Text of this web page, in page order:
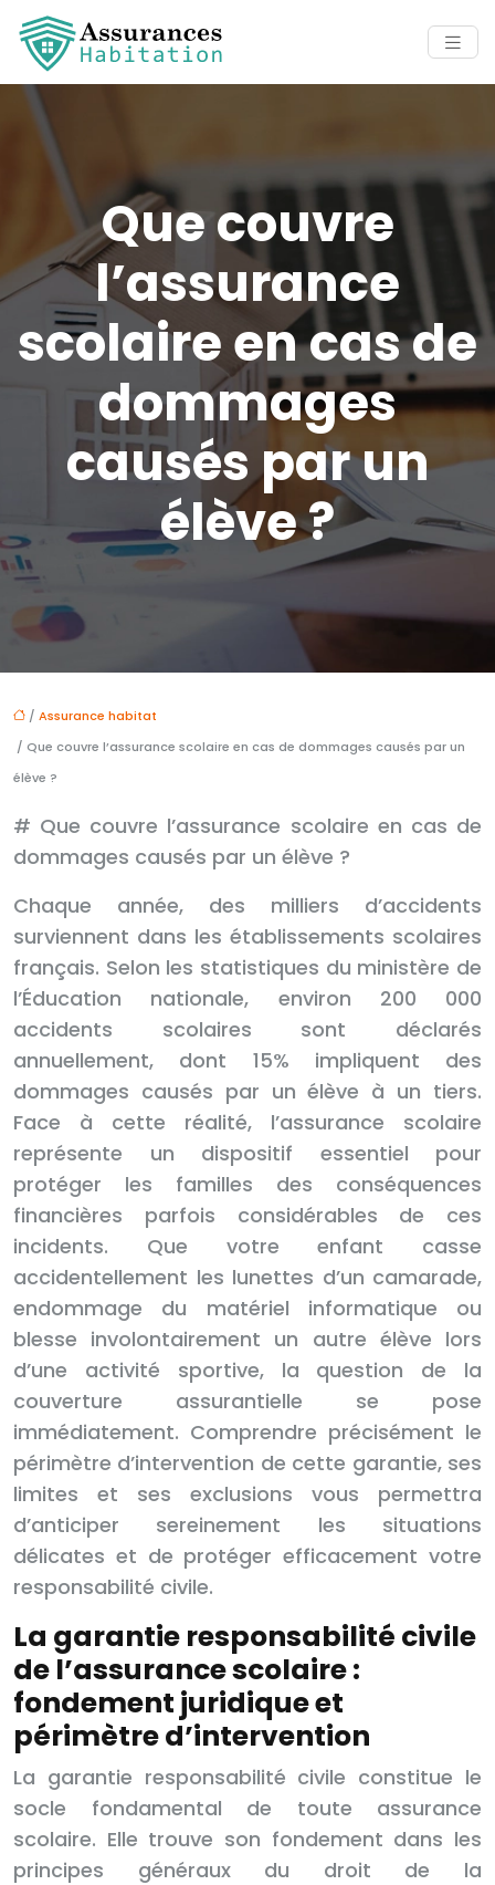
Que couvre
l’assurance
scolaire en cas de
dommages
causés par un
élève ?
/ Assurance habitat
/ Que couvre l’assurance scolaire en cas de dommages causés par un
élève ?
# Que couvre l’assurance scolaire en cas de
dommages causés par un élève ?
Chaque année, des milliers d’accidents
surviennent dans les établissements scolaires
français. Selon les statistiques du ministère de
l’Éducation nationale, environ 200 000
accidents scolaires sont déclarés
annuellement, dont 15% impliquent des
dommages causés par un élève à un tiers.
Face à cette réalité, l’assurance scolaire
représente un dispositif essentiel pour
protéger les familles des conséquences
financières parfois considérables de ces
incidents. Que votre enfant casse
accidentellement les lunettes d’un camarade,
endommage du matériel informatique ou
blesse involontairement un autre élève lors
d’une activité sportive, la question de la
couverture assurantielle se pose
immédiatement. Comprendre précisément le
périmètre d’intervention de cette garantie, ses
limites et ses exclusions vous permettra
d’anticiper sereinement les situations
délicates et de protéger efficacement votre
responsabilité civile.
La garantie responsabilité civile
de l’assurance scolaire :
fondement juridique et
périmètre d’intervention
La garantie responsabilité civile constitue le
socle fondamental de toute assurance
scolaire. Elle trouve son fondement dans les
principes généraux du droit de la